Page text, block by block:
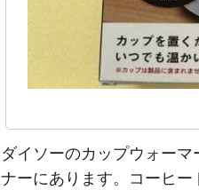
ダイソーのカップウォー
ナーにあります。コーヒ